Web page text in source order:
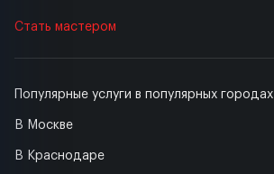
Популярные услуги в популярных городах
В Москве
В Краснодаре
Стать мастером